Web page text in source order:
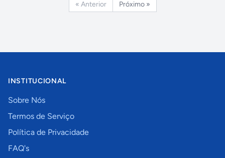
« Anterior Próximo »
INSTITUCIONAL
Sobre Nós
Termos de Serviço
Política de Privacidade
FAQ's